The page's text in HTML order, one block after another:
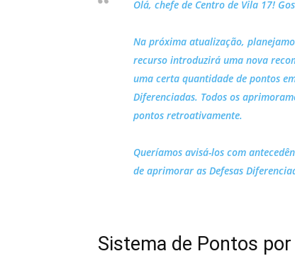
Olá, chefe de Centro de Vila 17!
Na próxima atualização,
recurso introduzirá uma nova
uma certa quantidade de pontos
Diferenciadas. Todos os
pontos retroativamente.
Queríamos avisá-los com
de aprimorar as Defesas
Sistema de Pontos